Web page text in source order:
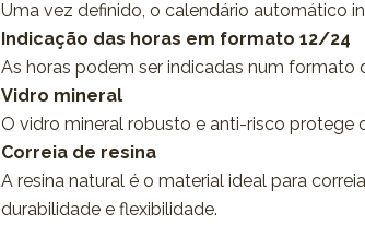
Uma vez definido, o calendário automático
Indicação das horas em formato 12/24
As horas podem ser indicadas num formato
Vidro mineral
O vidro mineral robusto e anti-risco protege
Correia de resina
A resina natural é o material ideal para
durabilidade e flexibilidade.